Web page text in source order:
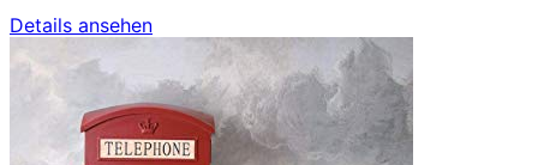
Details ansehen